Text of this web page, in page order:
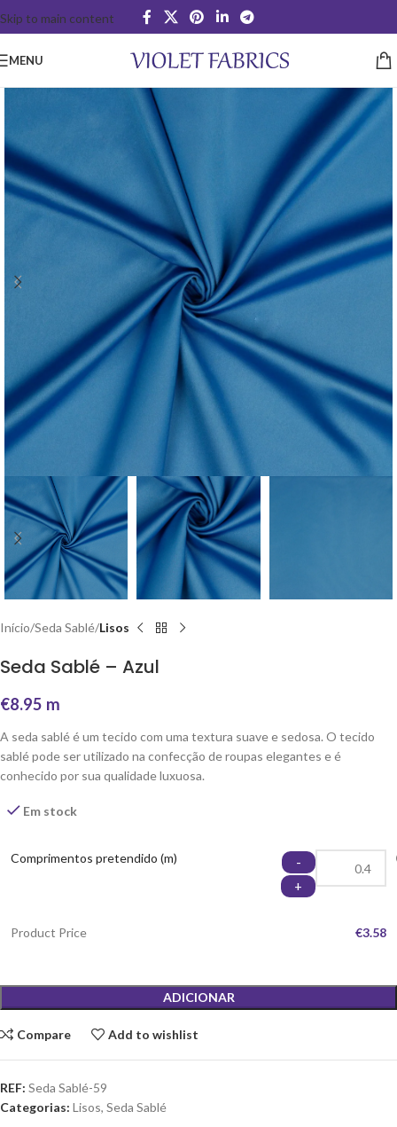
Skip to main content
MENU
Início Seda Sablé Lisos
Seda Sablé – Azul
€8.95 m
A seda sablé é um tecido com uma textura suave e sedosa. O tecido
sablé pode ser utilizado na confecção de roupas elegantes e é
conhecido por sua qualidade luxuosa.
Em stock
Comprimentos pretendido (m)
-
+
Product Price €3.58
ADICIONAR
Compare Add to wishlist
REF: Seda Sablé-59
Categorias: Lisos, Seda Sablé